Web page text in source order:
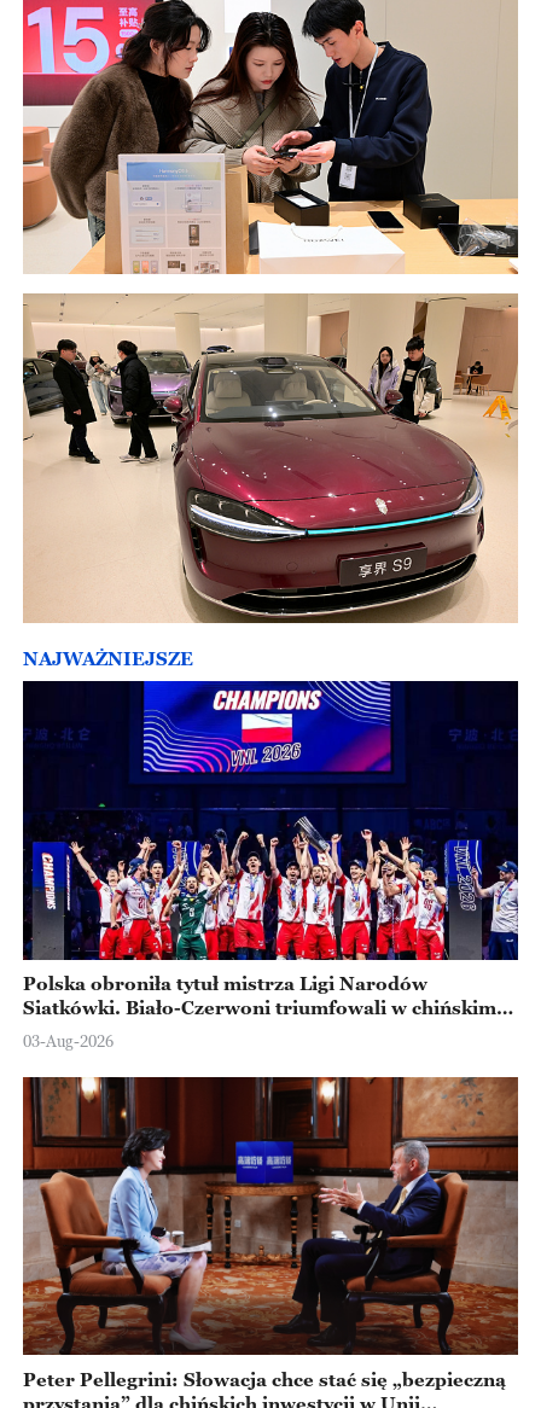
NAJWAŻNIEJSZE
Polska obroniła tytuł mistrza Ligi Narodów
Siatkówki. Biało-Czerwoni triumfowali w chińskim
Ningbo
03-Aug-2026
Peter Pellegrini: Słowacja chce stać się „bezpieczną
przystanią” dla chińskich inwestycji w Unii